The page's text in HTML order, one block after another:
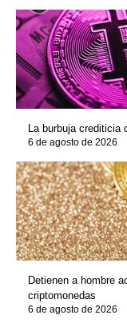
La burbuja
6 de agosto de 2026
Detienen a hombre
criptomonedas
6 de agosto de 2026